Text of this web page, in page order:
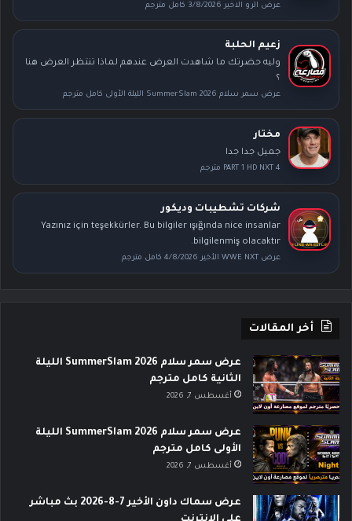
عرض الرو الاخير 3/8/2026 كامل مترجم
زعيم الحلبة
وليه حضرتك ما شاهدت العرض عندهم لماذا تنتظر العرض هنا
؟
عرض سمر سلام SummerSlam 2026 الليلة الأولى كامل مترجم
مختار
جميل جدا جدا
PART 1 HD NXT 4 مترجم
شركات تشطيبات وديكور
Yazınız için teşekkürler. Bu bilgiler ışığında nice insanlar
bilgilenmiş olacaktır.
عرض WWE NXT الأخير 4/8/2026 كامل مترجم
أخر المقالات
عرض سمر سلام SummerSlam 2026 الليلة
الثانية كامل مترجم
أغسطس 7, 2026
عرض سمر سلام SummerSlam 2026 الليلة
الأولى كامل مترجم
أغسطس 7, 2026
عرض سماك داون الأخير 7-8-2026 بث مباشر